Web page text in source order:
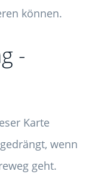
können.
-
Karte
wenn
geht.